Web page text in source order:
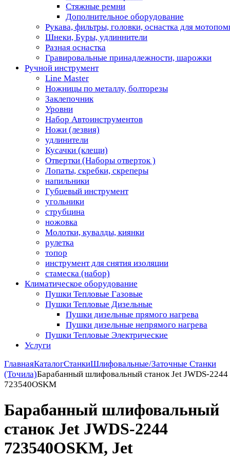
Стяжные ремни
Дополнительное оборудование
Рукава, фильтры, головки, оснастка для
Шнеки, Буры, удлиннители
Разная оснастка
Гравировальные принадлежности, шарожки
Ручной инструмент
Line Master
Ножницы по металлу, болторезы
Заклепочник
Уровни
Набор Автоинструментов
Ножи (лезвия)
удлинители
Кусачки (клещи)
Отвертки (Наборы отверток )
Лопаты, скребки, скреперы
напильники
Губцевый инструмент
угольники
струбцина
ножовка
Молотки, кувалды, киянки
рулетка
топор
инструмент для снятия изоляции
стамеска (набор)
Климатическое оборудование
Пушки Тепловые Газовые
Пушки Тепловые Дизельные
Пушки дизельные прямого нагрева
Пушки дизельные непрямого нагрева
Пушки Тепловые Электрические
Услуги
ГлавнаяКаталогСтанкиШлифовальные/Заточные Станки
(Точила)Барабанный шлифовальный станок Jet JWDS-2244
723540OSKM
Барабанный шлифовальный
станок Jet JWDS-2244
723540OSKM, Jet